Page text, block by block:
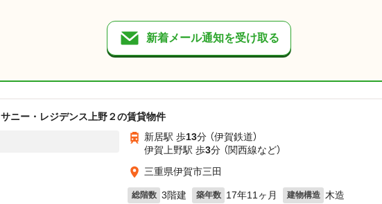
新着メール通知を受け取る
サニー・レジデンス上野２の賃貸物件
新居駅 歩13分 （伊賀鉄道）
伊賀上野駅 歩3分 （関西線など）
三重県伊賀市三田
総階数 3階建 築年数 17年11ヶ月 建物構造 木造